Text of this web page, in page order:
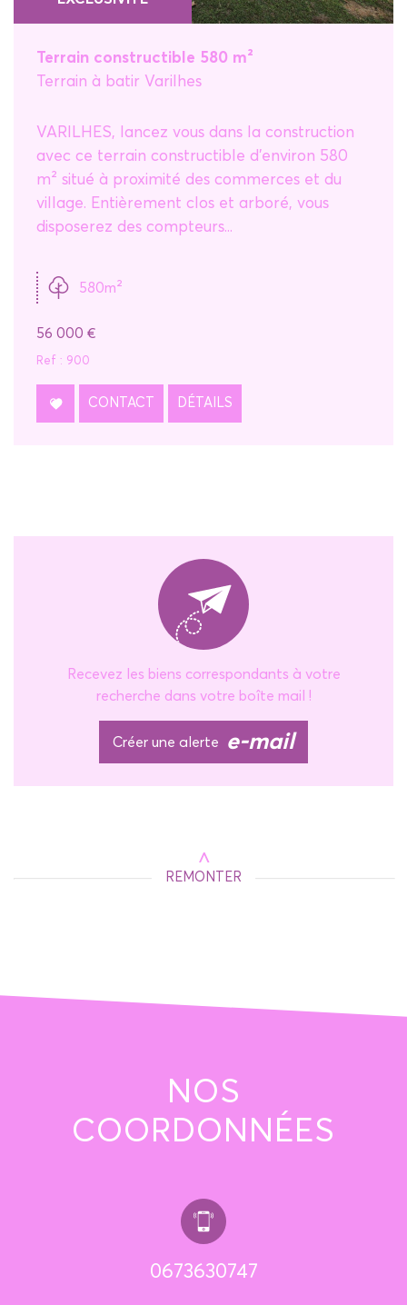
Terrain constructible 580 m²
Terrain à batir Varilhes
VARILHES, lancez vous dans la construction
avec ce terrain constructible d'environ 580
m² situé à proximité des commerces et du
village. Entièrement clos et arboré, vous
disposerez des compteurs...
580m²
56 000 €
Ref : 900
CONTACT DÉTAILS
Recevez les biens correspondants à votre
recherche dans votre boîte mail !
Créer une alerte e-mail
REMONTER
NOS
COORDONNÉES
0673630747